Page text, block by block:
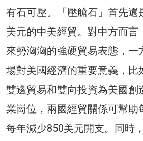
有石可壓。「壓艙石」首先還
美元的中美經貿。對中方而言
來勢洶洶的強硬貿易表態，一
場對美國經濟的重要意義，比
雙邊貿易和雙向投資為美國創
業崗位，兩國經貿關係可幫助
每年減少850美元開支。同時